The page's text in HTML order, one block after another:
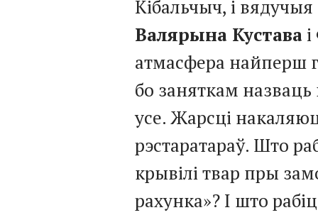
Кібальчыч, і
Валярына Кустава і
атмасфера найперш
бо заняткам
усе. Жарсці
рэстаратараў. Што
крывілі твар пры
рахунка»? І што